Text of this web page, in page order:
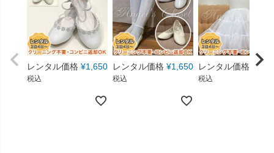
レンタル価格 ¥1,650
税込
レンタル価格 ¥1,650
税込
レンタル価格 ¥550
税込